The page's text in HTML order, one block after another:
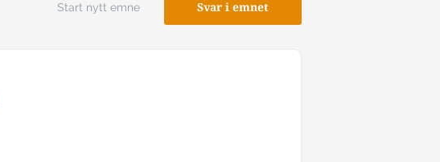
Svar i emnet
Start nytt emne